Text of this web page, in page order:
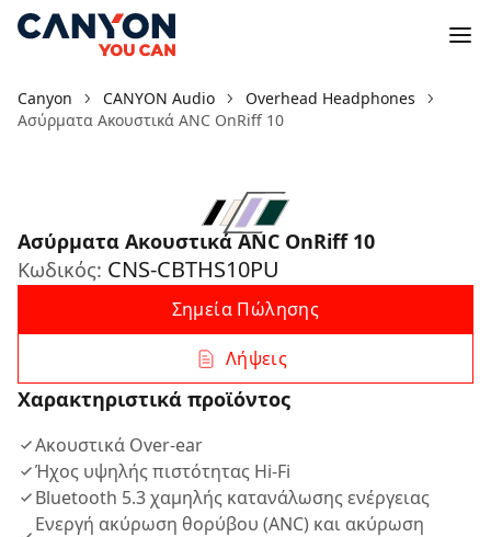
Canyon CANYON Audio
Overhead Headphones
Ασύρματα Ακουστικά ANC OnRiff 10
Ασύρματα Ακουστικά ANC OnRiff 10
Κωδικός: CNS-CBTHS10PU
Σημεία Πώλησης
Λήψεις
Χαρακτηριστικά προϊόντος
Ακουστικά Over-ear
Ήχος υψηλής πιστότητας Hi-Fi
Bluetooth 5.3 χαμηλής κατανάλωσης ενέργειας
Ενεργή ακύρωση θορύβου (ANC) και ακύρωση